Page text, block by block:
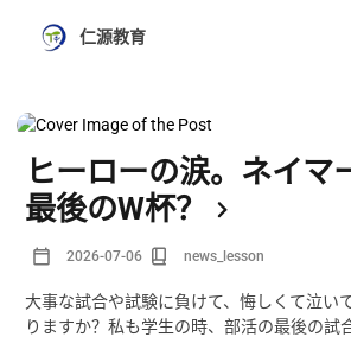
仁源教育
ヒーローの涙。ネイマ
最後のW杯？
2026-07-06 news_lesson
大事な試合や試験に負けて、悔しくて泣い
りますか？私も学生の時、部活の最後の試